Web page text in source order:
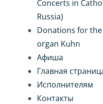
Concerts in
Russia)
Donations for
organ Kuhn
Афиша
Главная
Исполнителям
Контакты